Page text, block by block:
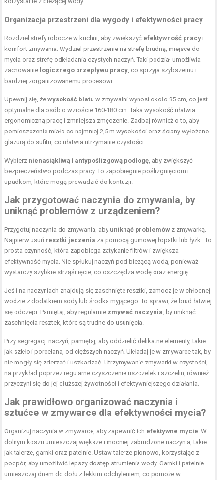
Organizacja przestrzeni dla wygody i efektywności pracy
Rozdziel strefy robocze w kuchni, aby zwiększyć efektywność pracy i
komfort zmywania. Wydziel przestrzenie na strefę brudną, miejsce do
mycia oraz strefę odkładania czystych naczyń. Taki podział umożliwia
zachowanie logicznego przepływu pracy, co sprzyja szybszemu i
bardziej zorganizowanemu procesowi.
Upewnij się, żewysokość blatu w zmywalni wynosi około 85 cm, co jest
optymalne dla osób o wzroście 160-180 cm. Taka wysokość ułatwia
ergonomiczną pracę i zmniejsza zmęczenie. Zadbaj również o to, aby
pomieszczenie miało co najmniej 2,5 m wysokości oraz ściany wyłożone
glazurą do sufitu, co ułatwia utrzymanie czystości.
Wybierz nienasiąkliwą i antypoślizgową podłogę, aby zwiększyć
bezpieczeństwo podczas pracy. To zapobiegnie poślizgnięciom i
upadkom, które mogą prowadzić do kontuzji.
Jak przygotować naczynia do zmywania, by
uniknąć problemów z urządzeniem?
Przygotuj naczynia do zmywania, aby uniknąć problemów z zmywarką.
Najpierw usuń resztki jedzenia za pomocą gumowej łopatki lub łyżki. To
prosta czynność, która zapobiega zatykanie filtrów i zwiększa
efektywność mycia. Nie spłukuj naczyń pod bieżącą wodą, ponieważ
wystarczy szybkie strząśnięcie, co oszczędza wodę oraz energię.
Jeśli na naczyniach znajdują się zaschnięte resztki, zamocz je w chłodnej
wodzie z dodatkiem sody lub środka myjącego. To sprawi, że brud łatwiej
się odczepi. Pamiętaj, aby regularnie zmywać naczynia, by uniknąć
zaschnięcia resztek, które są trudne do usunięcia.
Przy segregacji naczyń, pamiętaj, aby oddzielić delikatne elementy, takie
jak szkło i porcelana, od cięższych naczyń. Układaj je w zmywarce tak, by
nie mogły się zderzać i uszkadzać. Utrzymywanie zmywarki w czystości,
na przykład poprzez regularne czyszczenie uszczelek i szczelin, również
przyczyni się do jej dłuższej żywotności i efektywniejszego działania.
Jak prawidłowo organizować naczynia i
sztućce w zmywarce dla efektywności mycia?
Organizuj naczynia w zmywarce, aby zapewnić ich efektywne mycie. W
dolnym koszu umieszczaj większe i mocniej zabrudzone naczynia, takie
jak talerze, garnki oraz patelnie. Ustaw talerze pionowo, korzystając z
podpór, aby umożliwić lepszy dostęp strumienia wody. Garnki i patelnie
umieszczaj dnem do dołu z lekkim odchyleniem, co pomoże w